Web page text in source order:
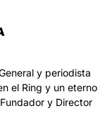
y periodista
el Ring y un eterno
y Director